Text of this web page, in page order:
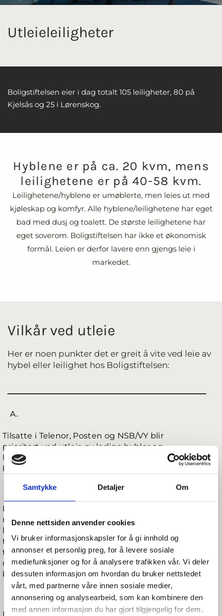
Samtykke Detaljer Om
Denne nettsiden anvender cookies
Vi bruker informasjonskapsler for å gi innhold og
annonser et personlig preg, for å levere sosiale
mediefunksjoner og for å analysere trafikken vår. Vi deler
dessuten informasjon om hvordan du bruker nettstedet
vårt, med partnerne våre innen sosiale medier,
annonsering og analysearbeid, som kan kombinere den
med annen informasjon du har gjort tilgjengelig for dem,
Utleieleiligheter
Boligstiftelsen eier i dag totalt 105 leiligheter, 80 på
Kjelsås og 25 i Lørenskog.
Hyblene er på ca. 20 kvm, mens
leilighetene er på 40-58 kvm.
Leilighetene/hyblene er umøblerte, men leies ut med
kjøleskap og komfyr. Alle hyblene/leilighetene har eget
bad med dusj og toalett. De største leilighetene har
eget soverom. Boligstiftelsen har ikke et økonomisk
formål. Leien er derfor lavere enn gjengs leie i
markedet.
Vilkår ved utleie
Her er noen punkter det er greit å vite ved leie av
hybel eller leilighet hos Boligstiftelsen:
A.
Tilsatte i Telenor, Posten og NSB/VY blir
prioritert ved utleie av ledige hybler og
leiligheter. LO-medlemmer har fortrinnsrett
blant tilsatte.
Forretningsfører/daglig leder har en venteliste
med interesserte. Ledige boenheter kan bli
leid ut til andre søkere om listen er tom for
tilsatte i Telenor, Posten og NSB/VY. Det er for
tiden stor interesse for å leie bolig hos oss, og
mulighetene for snarlig innflytting er
beklageligvis liten.